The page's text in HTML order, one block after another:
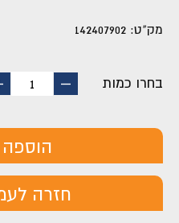
מק"ט: 142407902
בחרו כמות
החסר
1
חזרה